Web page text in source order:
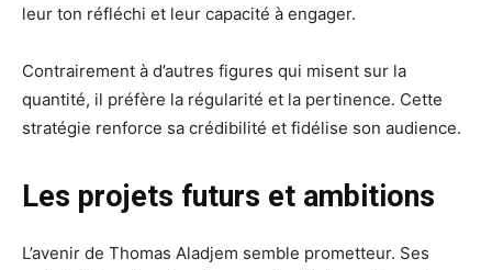
leur ton réfléchi et leur capacité à engager.
Contrairement à d’autres figures qui misent sur la
quantité, il préfère la régularité et la pertinence. Cette
stratégie renforce sa crédibilité et fidélise son audience.
Les projets futurs et ambitions
L’avenir de Thomas Aladjem semble prometteur. Ses